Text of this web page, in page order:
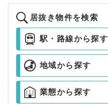
居抜き物件を検索
駅・路線から探す
地域から探す
業態から探す